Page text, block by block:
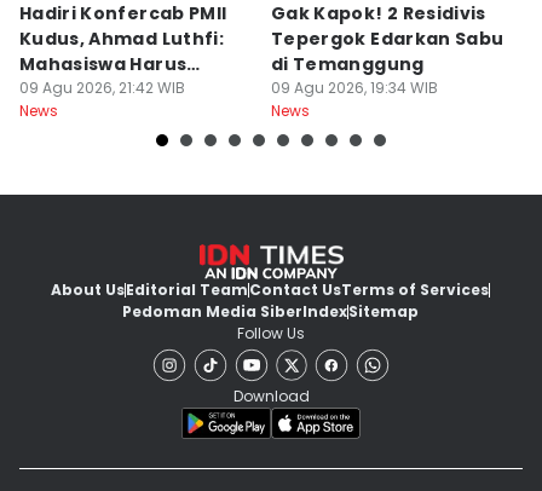
Hadiri Konfercab PMII
Kudus, Ahmad Luthfi:
Mahasiswa Harus
Konstruktif
09 Agu 2026, 21:42 WIB
News
Gak Kapok! 2 Residivis
Tepergok Edarkan Sabu
di Temanggung
09 Agu 2026, 19:34 WIB
News
About UsEditorial TeamContact UsTerms of Services
Pedoman Media SiberIndexSitemap
Follow Us
Download